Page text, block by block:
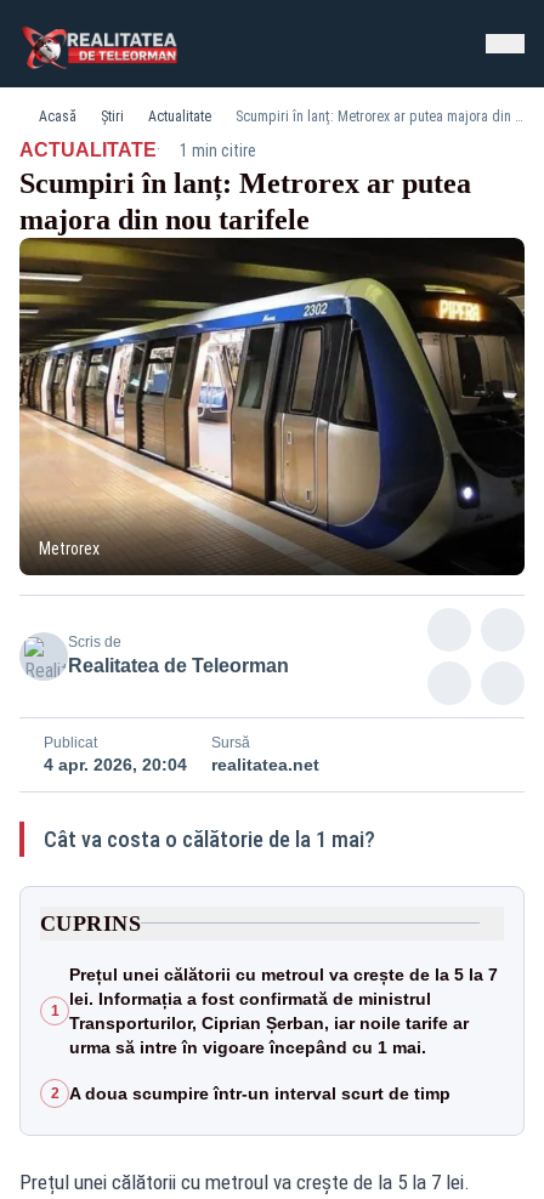
Acasă Știri Actualitate Scumpiri în lanț: Metrorex ar putea majora din nou tarifele
ACTUALITATE· 1 min citire
Scumpiri în lanț: Metrorex ar putea
majora din nou tarifele
Metrorex
Scris de
Realitatea de Teleorman
Publicat
4 apr. 2026, 20:04
Sursă
realitatea.net
Cât va costa o călătorie de la 1 mai?
CUPRINS
1
Prețul unei călătorii cu metroul va crește de la 5 la 7
lei. Informația a fost confirmată de ministrul
Transporturilor, Ciprian Șerban, iar noile tarife ar
urma să intre în vigoare începând cu 1 mai.
2 A doua scumpire într-un interval scurt de timp
Prețul unei călătorii cu metroul va crește de la 5 la 7 lei.